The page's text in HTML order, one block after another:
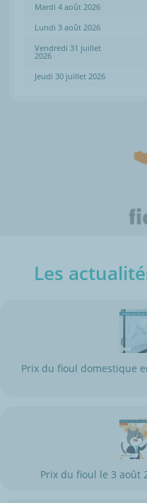
Mardi 4 août 2026
Lundi 3 août 2026
Vendredi 31 juillet
2026
Jeudi 30 juillet 2026
Les
Prix du fioul domestique
Prix du fioul le 3 août